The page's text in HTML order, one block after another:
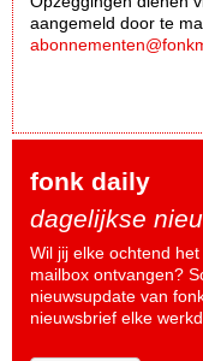
aangemeld door te
fonk daily
dagelijkse
Wil jij elke ochtend
mailbox ontvangen?
nieuwsupdate van
nieuwsbrief elke